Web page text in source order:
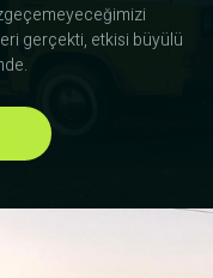
gerçekti, etkisi büyülü